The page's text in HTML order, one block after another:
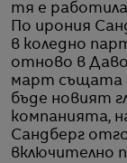
тя е
По ирония
в коледно
отново в
март същата
бъде новият
компанията,
Сандберг
включително